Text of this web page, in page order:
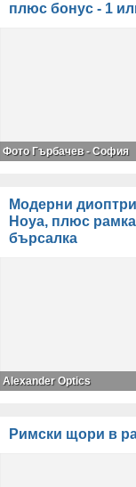
плюс бонус - 1
Фото Гърбачев - София
Модерни
Hoya, плюс
бърсалка
Alexander Оptics
Римски щори в